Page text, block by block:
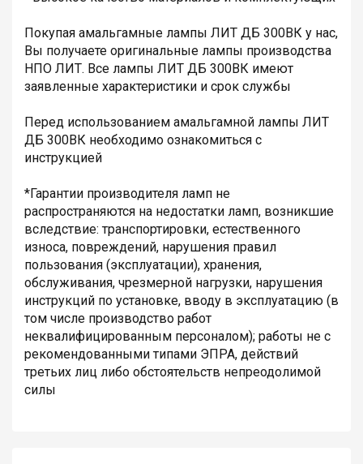
Покупая амальгамные лампы ЛИТ ДБ 300ВК у нас,
Вы получаете оригинальные лампы производства
НПО ЛИТ. Все лампы ЛИТ ДБ 300ВК имеют
заявленные характеристики и срок службы
Перед использованием амальгамной лампы ЛИТ
ДБ 300ВК необходимо ознакомиться с
инструкцией
*Гарантии производителя ламп не
распространяются на недостатки ламп, возникшие
вследствие: транспортировки, естественного
износа, повреждений, нарушения правил
пользования (эксплуатации), хранения,
обслуживания, чрезмерной нагрузки, нарушения
инструкций по установке, вводу в эксплуатацию (в
том числе производство работ
неквалифицированным персоналом); работы не с
рекомендованными типами ЭПРА, действий
третьих лиц либо обстоятельств непреодолимой
силы